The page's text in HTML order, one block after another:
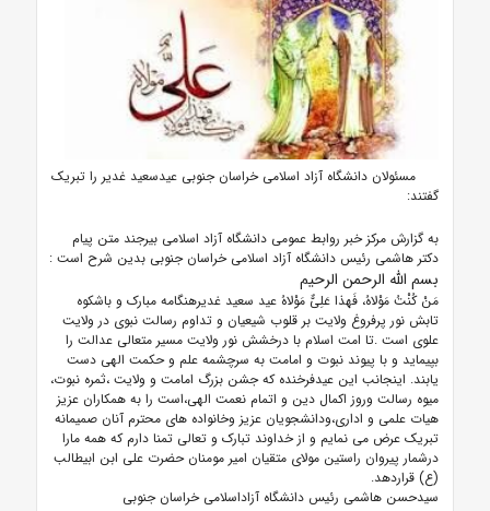
مسئولان دانشگاه آزاد اسلامی خراسان جنوبی عیدسعید غدیر را تبریک
گفتند:
به گزارش مرکز خبر روابط عمومی دانشگاه آزاد اسلامی بیرجند متن پیام
دکتر هاشمی رئیس دانشگاه آزاد اسلامی خراسان جنوبی بدین شرح است :
بسم الله الرحمن الرحیم
مَنْ کُنْتُ مَوْلاهُ، فَهذا عَلِیٌّ مَوْلاهُ عید سعید غدیرهنگامه مبارک و باشکوه
تابش نور پرفروغ ولایت بر قلوب شیعیان و تداوم رسالت نبوی در ولایت
علوی است .تا امت اسلام با درخشش نور ولایت مسیر متعالی عدالت را
بپیماید و با پیوند نبوت و امامت به سرچشمه علم و حکمت الهی دست
یابند. اینجانب این عیدفرخنده که جشن بزرگ امامت و ولایت ،ثمره نبوت،
میوه رسالت وروز اکمال دین و اتمام نعمت الهی،است را به همکاران عزیز
هیات علمی و اداری،ودانشجویان عزیز وخانواده های محترم آنان صمیمانه
تبریک عرض می نمایم و از خداوند تبارک و تعالی تمنا دارم که همه مارا
درشمار پیروان راستین مولای متقیان امیر مومنان حضرت علی ابن ابیطالب
(ع) قراردهد.
سیدحسن هاشمی رئیس دانشگاه آزاداسلامی خراسان جنوبی